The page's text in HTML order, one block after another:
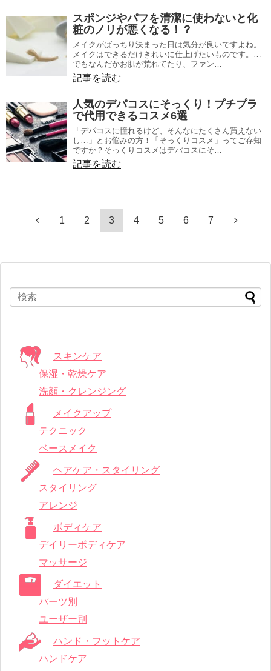
スポンジやパフを清潔に使わないと化
粧のノリが悪くなる！？
メイクがばっちり決まった日は気分が良いですよね。
メイクはできるだけきれいに仕上げたいものです。…
でもなんだかお肌が荒れてたり、ファン…
記事を読む
人気のデパコスにそっくり！プチプラ
で代用できるコスメ6選
「デパコスに憧れるけど、そんなにたくさん買えない
し…」とお悩みの方！「そっくりコスメ」ってご存知
ですか？そっくりコスメはデパコスにそ…
記事を読む
1 2 3 4 5 6 7
スキンケア
保湿・乾燥ケア
洗顔・クレンジング
メイクアップ
テクニック
ベースメイク
ヘアケア・スタイリング
スタイリング
アレンジ
ボディケア
デイリーボディケア
マッサージ
ダイエット
パーツ別
ユーザー別
ハンド・フットケア
ハンドケア